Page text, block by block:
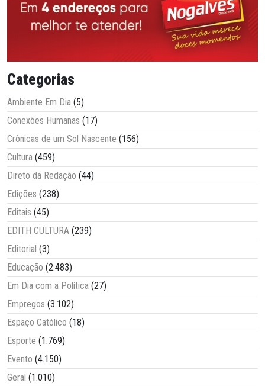
Categorias
Ambiente Em Dia (5)
Conexões Humanas (17)
Crônicas de um Sol Nascente (156)
Cultura (459)
Direto da Redação (44)
Edições (238)
Editais (45)
EDITH CULTURA (239)
Editorial (3)
Educação (2.483)
Em Dia com a Política (27)
Empregos (3.102)
Espaço Católico (18)
Esporte (1.769)
Evento (4.150)
Geral (1.010)